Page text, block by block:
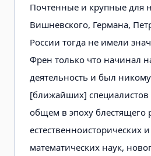
Почтенные и крупные для
Вишневского, Германа,
России тогда не имели
Френ только что начинал
деятельность и был
[ближайших] специалистов
общем в эпоху блестящего
естественноисторических
математических наук,